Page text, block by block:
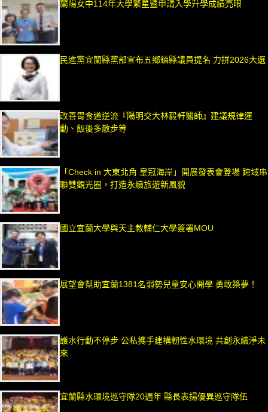
蘭陽女中114年大學繁星暨申請入學升學成績亮眼
民進黨宜蘭縣黨部宣布五鄉鎮縣議員提名 力拼2026大選
改善胃食道逆流『陽明交大林毅軒醫師』建議規律運
動、飯後多散步等
「Check in 大東北角 皇冠海岸」開展發表會登場 跨域串
聯雙觀光圈，打造永續旅遊新風貌
國立宜蘭大學與天主教輔仁大學簽署MOU
展望會幫助宜蘭1381名弱勢兒童安心開學 勇敢築夢！
護水行動不停步 公私攜手建構韌性水環境 共創永續淨未
來
宜蘭縣水環境巡守隊20週年 縣長表揚優異巡守隊伍